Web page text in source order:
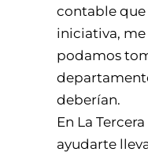
contable que
iniciativa,
podamos
deberían.
En La
ayudarte